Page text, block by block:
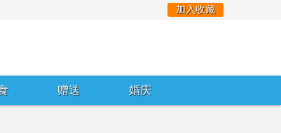
加入收藏
赠送 婚庆